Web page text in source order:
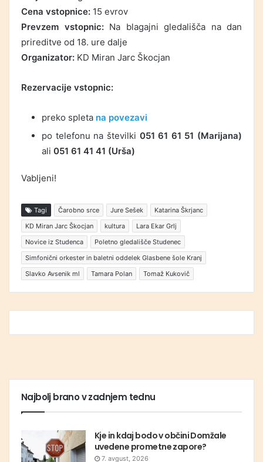
Cena vstopnice: 15 evrov
Prevzem vstopnic:Na blagajni gledališča na dan
prireditve od 18. ure dalje
Organizator: KD Miran Jarc Škocjan
Rezervacije vstopnic:
preko spleta na povezavi
po telefonu na številki 051 61 61 51 (Marijana)
ali 051 61 41 41 (Urša)
Vabljeni!
Tagi Čarobno srce Jure Sešek
Katarina Škrjanc
KD Miran Jarc Škocjan
kultura
Lara Ekar Grlj
Novice iz Studenca
Poletno gledališče Studenec
Simfonični orkester in baletni oddelek Glasbene šole Kranj
Slavko Avsenik ml
Tamara Polan Tomaž Kukovič
Najbolj brano v zadnjem tednu
Kje in kdaj bodo v občini Domžale
uvedene prometne zapore?
7. avgust, 2026